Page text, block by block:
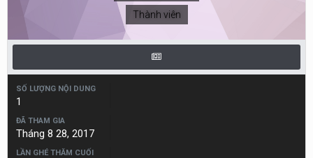
Thành viên
SỐ LƯỢNG NỘI DUNG
1
ĐÃ THAM GIA
Tháng 8 28, 2017
LẦN GHÉ THĂM CUỐI